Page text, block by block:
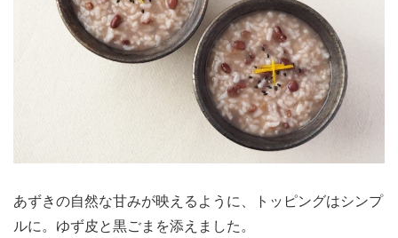
あずきの自然な甘みが映えるように、トッピングはシンプ
ルに。ゆず皮と黒ごまを添えました。